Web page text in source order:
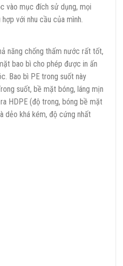
vào mục đích sử dụng, mọi
với nhu cầu của mình.
năng chống thấm nước rất tốt,
bao bì cho phép được in ấn
Bao bì PE trong suốt này
suốt, bề mặt bóng, láng mịn
HDPE (độ trong, bóng bề mặt
dẻo khá kém, độ cứng nhất